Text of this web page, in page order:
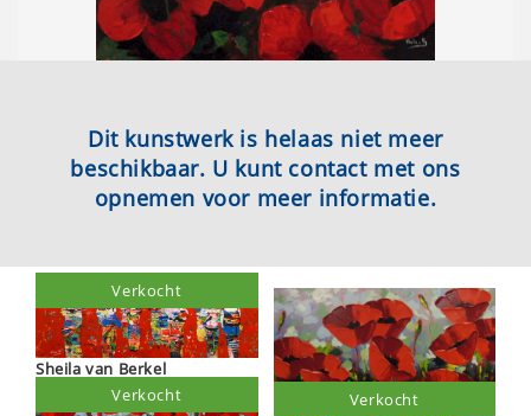
Dit kunstwerk is helaas niet meer
beschikbaar. U kunt contact met ons
opnemen voor meer informatie.
Sheila van Berkel
Verkocht
Verkocht Verkocht